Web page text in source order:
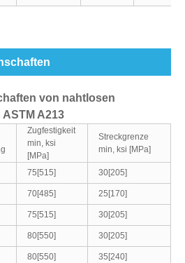
von nahtlosen
A213
Zugfestigkeit
min, ksi
[MPa]
Streckgrenze
min, ksi [MPa]
75[515] 30[205]
70[485] 25[170]
75[515] 30[205]
80[550] 30[205]
80[550] 35[240]